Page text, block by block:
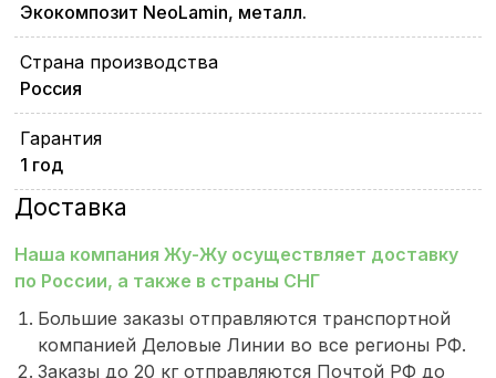
Экокомпозит NeoLamin, металл.
Страна производства
Россия
Гарантия
1 год
Доставка
Наша компания Жу-Жу осуществляет доставку
по России, а также в страны СНГ
Большие заказы отправляются транспортной
компанией Деловые Линии во все регионы РФ.
Заказы до 20 кг отправляются Почтой РФ до